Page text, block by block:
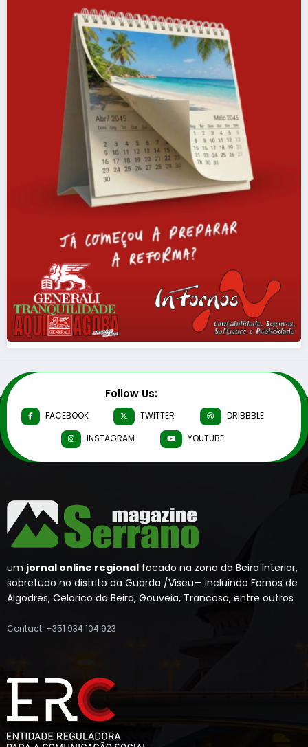
Follow Us:
FACEBOOK TWITTER
DRIBBBLE
INSTAGRAM
YOUTUBE
um jornal online regional focado na zona da Beira Interior,
sobretudo no distrito da Guarda /Viseu— incluindo Fornos de
Algodres, Celorico da Beira, Gouveia, Trancoso, entre outros
Contact: +351 934 104 923